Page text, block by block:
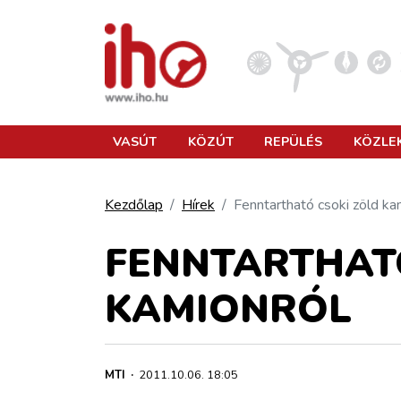
KÖZLEKEDÉSFEJLESZTÉS
ELLÁTÁSI LÁNC
VASÚT KÖZÚT REPÜLÉS
Kezdőlap Hírek Fenntartható csoki zöld
KAMIONRÓL
MTI · 2011.10.06. 18:05